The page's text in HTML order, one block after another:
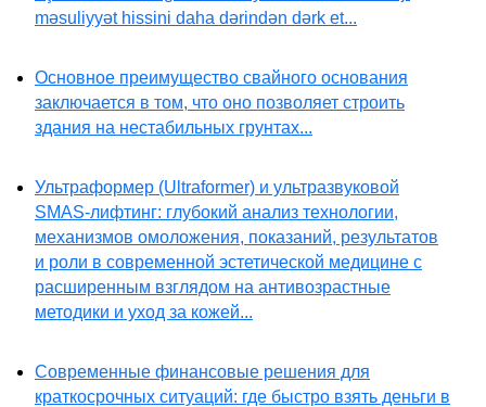
məsuliyyət hissini daha dərindən dərk et...
Основное преимущество свайного основания
заключается в том, что оно позволяет строить
здания на нестабильных грунтах...
Ультраформер (Ultraformer) и ультразвуковой
SMAS-лифтинг: глубокий анализ технологии,
механизмов омоложения, показаний, результатов
и роли в современной эстетической медицине с
расширенным взглядом на антивозрастные
методики и уход за кожей...
Современные финансовые решения для
краткосрочных ситуаций: где быстро взять деньги в